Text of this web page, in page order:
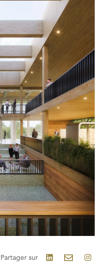
Partager sur